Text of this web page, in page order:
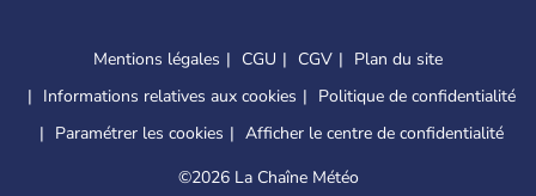
Mentions légales CGU CGV
Plan du site
Informations relatives aux cookies
Politique de confidentialité
Paramétrer les cookies
Afficher le centre de confidentialité
©2026 La Chaîne Météo